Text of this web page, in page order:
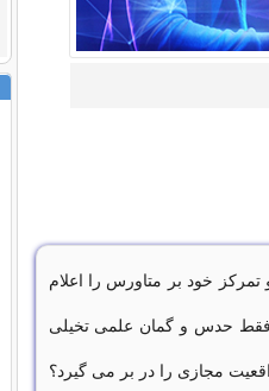
خود بر متاورس را اعلام
فقط حدس و گمان علمی تخیلی
مجازی را در بر می گیرد؟